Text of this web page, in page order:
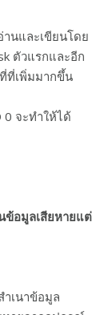
านและเขียนโดย
ตัวแรกและอีก
ที่เพิ่มมากขึ้น
0 จะทำให้ได้
ข้อมูลเสียหายแต่
ำเนาข้อมูล